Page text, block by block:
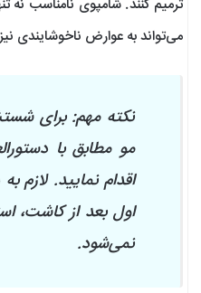
ترمیم کنند. شامپوی نامناسب نه
می‌تواند به عوارض ناخوشایندی
نکته مهم: برای
مو مطابق با
اول بعد از کاشت،
نمی‌شود.